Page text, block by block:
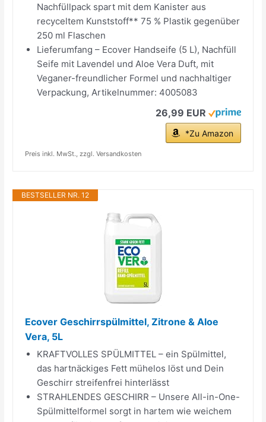
Nachfüllpack spart mit dem Kanister aus
recyceltem Kunststoff** 75 % Plastik gegenüber
250 ml Flaschen
Lieferumfang – Ecover Handseife (5 L), Nachfüll
Seife mit Lavendel und Aloe Vera Duft, mit
Veganer-freundlicher Formel und nachhaltiger
Verpackung, Artikelnummer: 4005083
26,99 EUR
*Zu Amazon
Preis inkl. MwSt., zzgl. Versandkosten
BESTSELLER NR. 12
Ecover Geschirrspülmittel, Zitrone & Aloe
Vera, 5L
KRAFTVOLLES SPÜLMITTEL – ein Spülmittel,
das hartnäckiges Fett mühelos löst und Dein
Geschirr streifenfrei hinterlässt
STRAHLENDES GESCHIRR – Unsere All-in-One-
Spülmittelformel sorgt in hartem wie weichem